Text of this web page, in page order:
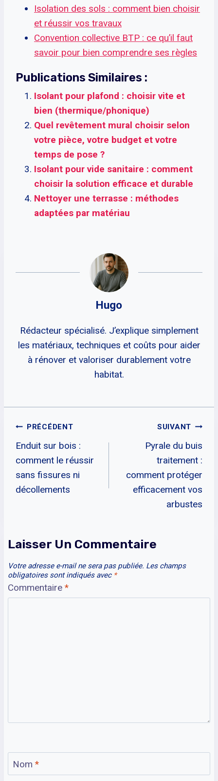
Isolation des sols : comment bien choisir
et réussir vos travaux
Convention collective BTP : ce qu’il faut
savoir pour bien comprendre ses règles
Publications Similaires :
Isolant pour plafond : choisir vite et
bien (thermique/phonique)
Quel revêtement mural choisir selon
votre pièce, votre budget et votre
temps de pose ?
Isolant pour vide sanitaire : comment
choisir la solution efficace et durable
Nettoyer une terrasse : méthodes
adaptées par matériau
Hugo
Rédacteur spécialisé. J’explique simplement
les matériaux, techniques et coûts pour aider
à rénover et valoriser durablement votre
habitat.
Navigation
De
L’article
PRÉCÉDENT
Enduit sur bois :
comment le réussir
sans fissures ni
décollements
SUIVANT
Pyrale du buis
traitement :
comment protéger
efficacement vos
arbustes
Laisser Un Commentaire
Votre adresse e-mail ne sera pas publiée. Les champs
obligatoires sont indiqués avec *
Commentaire *
Nom *